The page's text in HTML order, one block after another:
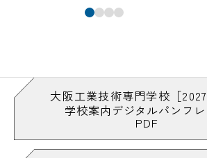
#学校説明会の会場
#キャチロボバトルコンテスト
#CADマスターになりたい
#キャリアデザイン#キャンパ
#求人票は自由に観
#「教室を飛び出して」も見
大阪工業技術専門学校［2027
学校案内デジタルパンフレ
PDF